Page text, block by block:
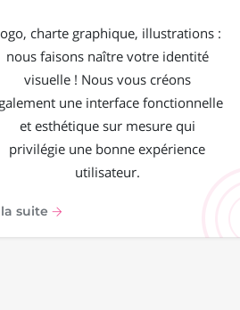
charte graphique, illustrations :
nous faisons naître votre identité
visuelle ! Nous vous créons
une interface fonctionnelle
et esthétique sur mesure qui
privilégie une bonne expérience
utilisateur.
suite